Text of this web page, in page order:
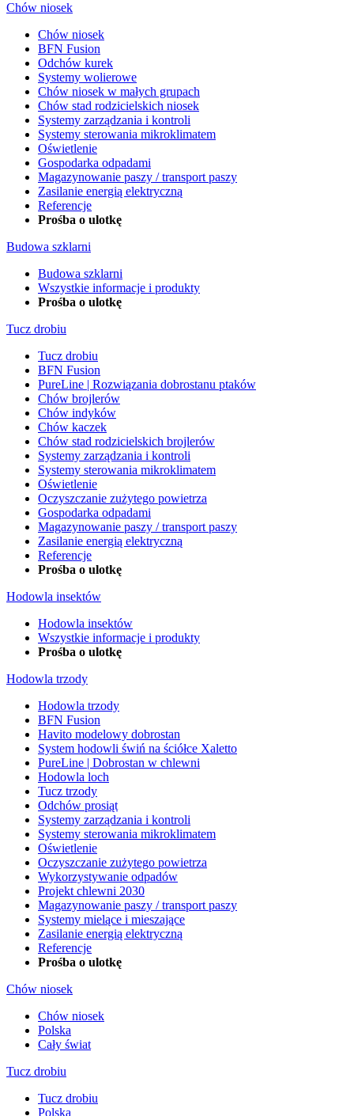
Chów niosek
Chów niosek
BFN Fusion
Odchów kurek
Systemy wolierowe
Chów niosek w małych grupach
Chów stad rodzicielskich niosek
Systemy zarządzania i kontroli
Systemy sterowania mikroklimatem
Oświetlenie
Gospodarka odpadami
Magazynowanie paszy / transport paszy
Zasilanie energią elektryczną
Referencje
Prośba o ulotkę
Budowa szklarni
Budowa szklarni
Wszystkie informacje i produkty
Prośba o ulotkę
Tucz drobiu
Tucz drobiu
BFN Fusion
PureLine | Rozwiązania dobrostanu ptaków
Chów brojlerów
Chów indyków
Chów kaczek
Chów stad rodzicielskich brojlerów
Systemy zarządzania i kontroli
Systemy sterowania mikroklimatem
Oświetlenie
Oczyszczanie zużytego powietrza
Gospodarka odpadami
Magazynowanie paszy / transport paszy
Zasilanie energią elektryczną
Referencje
Prośba o ulotkę
Hodowla insektów
Hodowla insektów
Wszystkie informacje i produkty
Prośba o ulotkę
Hodowla trzody
Hodowla trzody
BFN Fusion
Havito modelowy dobrostan
System hodowli świń na ściółce Xaletto
PureLine | Dobrostan w chlewni
Hodowla loch
Tucz trzody
Odchów prosiąt
Systemy zarządzania i kontroli
Systemy sterowania mikroklimatem
Oświetlenie
Oczyszczanie zużytego powietrza
Wykorzystywanie odpadów
Projekt chlewni 2030
Magazynowanie paszy / transport paszy
Systemy mielące i mieszające
Zasilanie energią elektryczną
Referencje
Prośba o ulotkę
Chów niosek
Chów niosek
Polska
Cały świat
Tucz drobiu
Tucz drobiu
Polska